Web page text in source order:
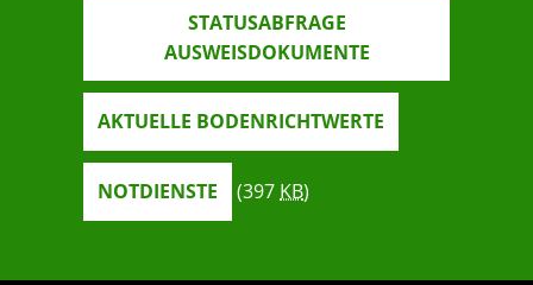
STATUSABFRAGE
AUSWEISDOKUMENTE
AKTUELLE BODENRICHTWERTE
NOTDIENSTE (397 KB)